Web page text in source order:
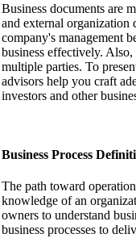
Business documents are
and external organization
company's management
business effectively.
multiple parties. To
advisors help you craft
investors and other
Business Process
The path toward
knowledge of an
owners to understand
business processes to